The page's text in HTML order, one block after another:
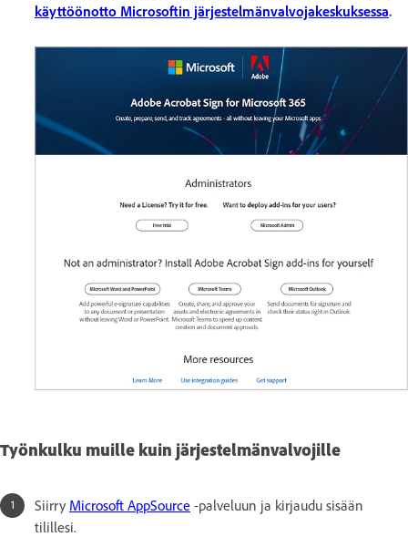
käyttöönotto Microsoftin järjestelmänvalvojakeskuksessa.
Työnkulku muille kuin järjestelmänvalvojille
Siirry Microsoft AppSource -palveluun ja kirjaudu sisään
tilillesi.